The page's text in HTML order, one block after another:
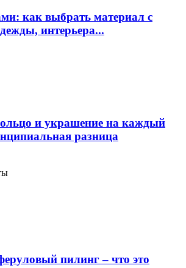
как выбрать материал с
интерьера...
и украшение на каждый
разница
пилинг – что это